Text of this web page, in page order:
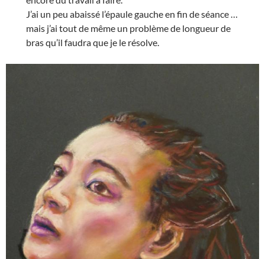
J’ai un peu abaissé l’épaule gauche en fin de séance …
mais j’ai tout de même un problème de longueur de
bras qu’il faudra que je le résolve.